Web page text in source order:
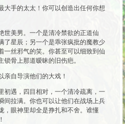
大手的太太！你可以创造出任何你想
世美男。一个是清冷禁欲的正道仙
了星辰；另一个是乖张疯批的魔教少
一丝邪气的笑。你甚至可以细致到仙
骨上那道暧昧的旧伤疤。
自导演他们的大戏！
初遇，四目相对，一个清冷疏离，一
间拉满。你也可以让他们在战场上兵
，眼神里却全是挣扎和不舍。谁懂